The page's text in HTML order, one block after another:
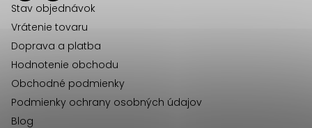
v
Stav objednávok
Vrátenie tovaru
Doprava a platba
Hodnotenie obchodu
Obchodné podmienky
Podmienky ochrany osobných údajov
Blog